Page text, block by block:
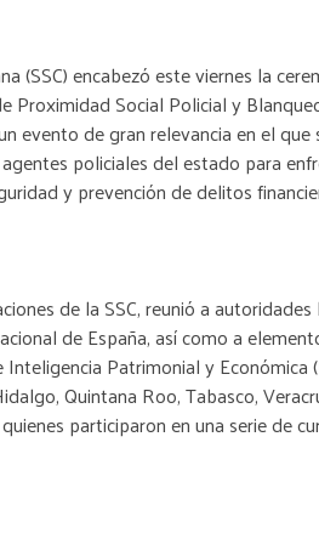
(SSC) encabezó este viernes la
Proximidad Social Policial y
evento de gran relevancia en el que
policiales del estado para
y prevención de delitos
de la SSC, reunió a
de España, así como a
Patrimonial y Económica
Quintana Roo, Tabasco,
participaron en una serie de